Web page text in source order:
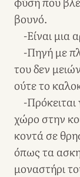
βουνό.
-Είναι μια
-Πηγή με
του δεν
ούτε το
-Πρόκειται
χώρο στην
κοντά σε
όπως τα
μοναστήρι